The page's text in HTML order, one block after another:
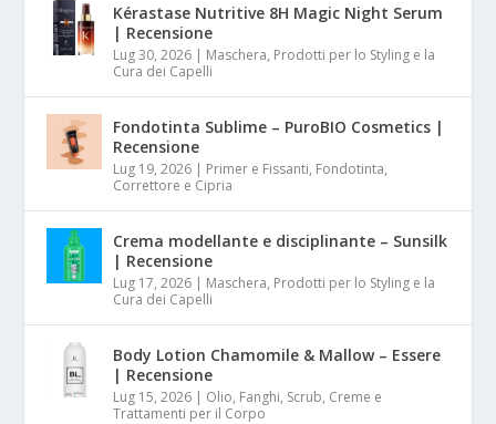
Kérastase Nutritive 8H Magic Night Serum
| Recensione
Lug 30, 2026 | Maschera, Prodotti per lo Styling e la
Cura dei Capelli
Fondotinta Sublime – PuroBIO Cosmetics |
Recensione
Lug 19, 2026 | Primer e Fissanti, Fondotinta,
Correttore e Cipria
Crema modellante e disciplinante – Sunsilk
| Recensione
Lug 17, 2026 | Maschera, Prodotti per lo Styling e la
Cura dei Capelli
Body Lotion Chamomile & Mallow – Essere
| Recensione
Lug 15, 2026 | Olio, Fanghi, Scrub, Creme e
Trattamenti per il Corpo